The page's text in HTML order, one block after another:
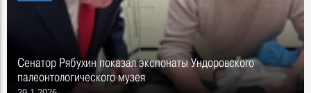
Сенатор Рябухин показал экспонаты Ундоровского
палеонтологического музея